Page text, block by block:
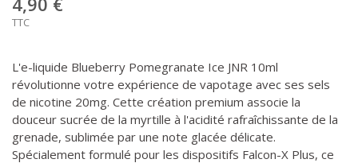
TTC
L'e-liquide Blueberry Pomegranate Ice JNR 10ml
révolutionne votre expérience de vapotage avec ses sels
de nicotine 20mg. Cette création premium associe la
douceur sucrée de la myrtille à l'acidité rafraîchissante de la
grenade, sublimée par une note glacée délicate.
Spécialement formulé pour les dispositifs Falcon-X Plus, ce